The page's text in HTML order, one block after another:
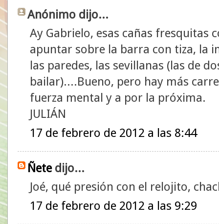
Anónimo dijo...
Ay Gabrielo, esas cañas fresquitas
apuntar sobre la barra con tiza, la
las paredes, las sevillanas (las de
bailar)....Bueno, pero hay más
fuerza mental y a por la próxima.
JULIÁN
17 de febrero de 2012 a las 8:44
Ñetedijo...
Joé, qué presión con el relojito,
17 de febrero de 2012 a las 9:29